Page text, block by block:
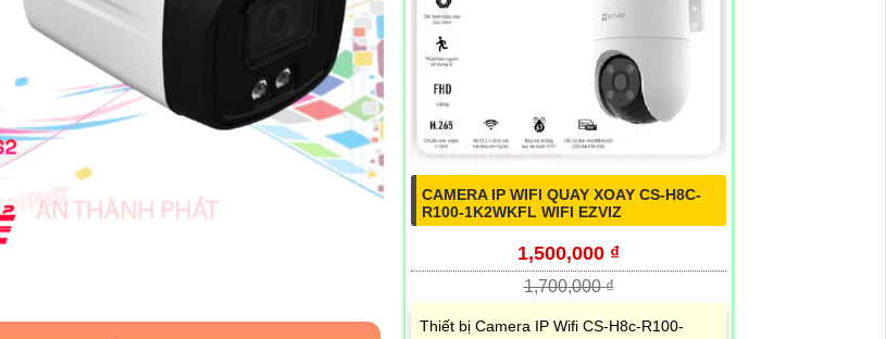
CAMERA IP WIFI QUAY XOAY CS-H8C-
R100-1K2WKFL WIFI EZVIZ
1,500,000 ₫
1,700,000 ₫
Thiết bị Camera IP Wifi CS-H8c-R100-